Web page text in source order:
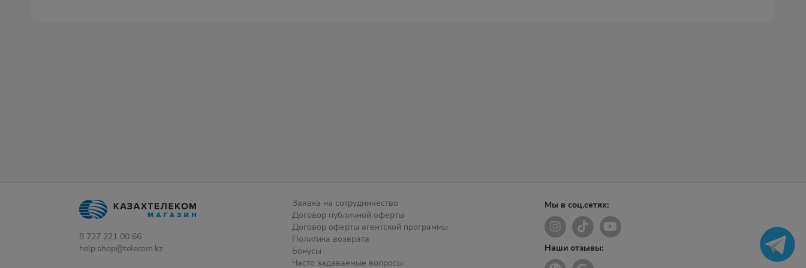
8 727 221 00 66
help.shop@telecom.kz
Заявка на сотрудничество
Договор публичной оферты
Договор оферты агентской программы
Политика возврата
Бонусы
Часто задаваемые вопросы
Мы в соц.сетях:
Наши отзывы: